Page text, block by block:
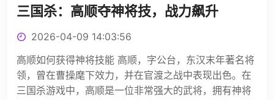
三国杀：高顺夺神将技，战力飙升
2026-04-09 14:03:56
高顺如何获得神将技能 高顺，字公台，东汉末年著名将
领，曾在曹操麾下效力，并在官渡之战中表现出色。在
三国杀游戏中，高顺是一位非常强大的武将，拥有神将